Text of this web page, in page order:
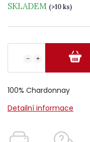
SKLADEM (>10 ks)
+
−
100% Chardonnay
Detailní informace